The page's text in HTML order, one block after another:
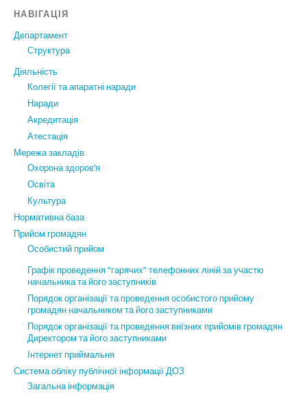
НАВІГАЦІЯ
Департамент
Структура
Діяльність
Колегії та апаратні наради
Наради
Акредитація
Атестація
Мережа закладів
Охорона здоров’я
Освіта
Культура
Нормативна база
Прийом громадян
Особистий прийом
Графік проведення “гарячих” телефонних ліній за участю
начальника та його заступників
Порядок організації та проведення особистого прийому
громадян начальником та його заступниками
Порядок організації та проведення виїзних прийомів громадян
Директором та його заступниками
Інтернет приймальня
Система обліку публічної інформації ДОЗ
Загальна інформація